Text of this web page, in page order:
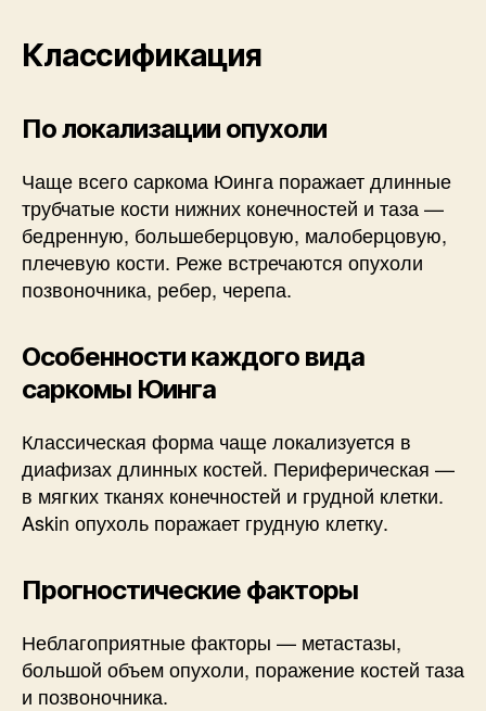
Классификация
По локализации опухоли
Чаще всего саркома Юинга поражает длинные
трубчатые кости нижних конечностей и таза —
бедренную, большеберцовую, малоберцовую,
плечевую кости. Реже встречаются опухоли
позвоночника, ребер, черепа.
Особенности каждого вида
саркомы Юинга
Классическая форма чаще локализуется в
диафизах длинных костей. Периферическая —
в мягких тканях конечностей и грудной клетки.
Askin опухоль поражает грудную клетку.
Прогностические факторы
Неблагоприятные факторы — метастазы,
большой объем опухоли, поражение костей таза
и позвоночника.